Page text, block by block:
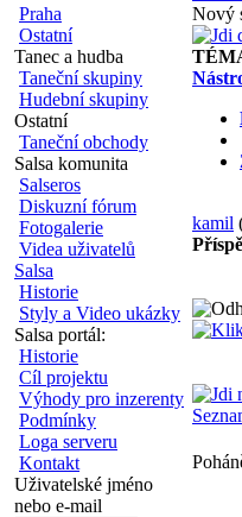
Praha
Ostatní
Tanec a hudba
Taneční skupiny
Hudební skupiny
Ostatní
Taneční obchody
Salsa komunita
Salseros
Diskuzní fórum
Fotogalerie
Videa uživatelů
Salsa
Historie
Styly a Video ukázky
Salsa portál:
Historie
Cíl projektu
Výhody pro inzerenty
Podmínky
Loga serveru
Kontakt
Uživatelské jméno
nebo e-mail
Nový
kamil